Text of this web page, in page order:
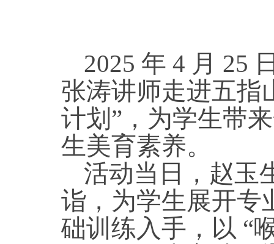
2025 年 4 月 25
张涛讲师走进五指
计划”，为学生带
生美育素养。
活动当日，赵玉
诣，为学生展开专
础训练入手，以 “